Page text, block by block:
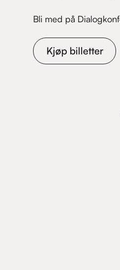
Bli med på
Kjøp billetter